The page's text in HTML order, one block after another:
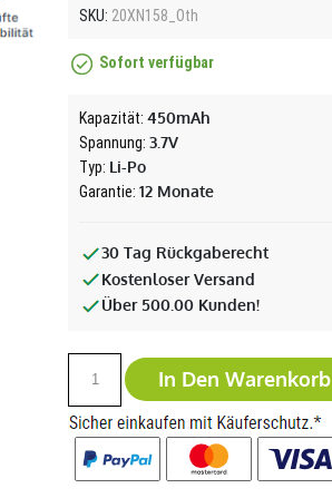
SKU: 20XN158_Oth
Sofort verfügbar
Kapazität:450mAh
Spannung:3.7V
Typ: Li-Po
Garantie:12 Monate
30 Tag Rückgaberecht
Kostenloser Versand
Über 500.00 Kunden!
In Den Warenkorb